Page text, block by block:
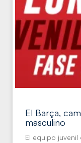
El Barça,
masculino
El equipo